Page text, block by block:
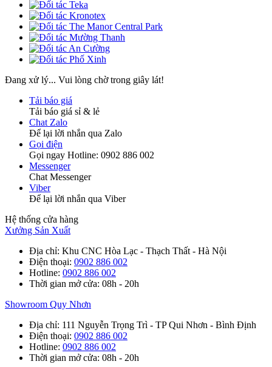
Đang xử lý... Vui lòng chờ trong giây lát!
Tải báo giá
Tải báo giá sỉ & lẻ
Chat Zalo
Để lại lời nhắn qua Zalo
Gọi điện
Gọi ngay Hotline: 0902 886 002
Messenger
Chat Messenger
Viber
Để lại lời nhắn qua Viber
Hệ thống cửa hàng
Xưởng Sản Xuất
Địa chỉ: Khu CNC Hòa Lạc - Thạch Thất - Hà Nội
Điện thoại: 0902 886 002
Hotline: 0902 886 002
Thời gian mở cửa: 08h - 20h
Showroom Quy Nhơn
Địa chỉ: 111 Nguyễn Trọng Trì - TP Qui Nhơn - Bình Định
Điện thoại: 0902 886 002
Hotline: 0902 886 002
Thời gian mở cửa: 08h - 20h